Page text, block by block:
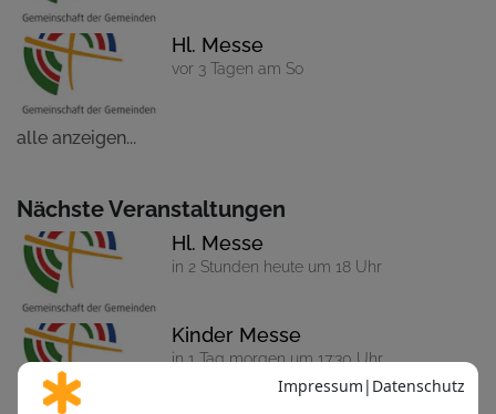
Hl. Messe
vor 3 Tagen am So
alle anzeigen...
Nächste Veranstaltungen
Hl. Messe
in 2 Stunden heute um 18 Uhr
Kinder Messe
in 1 Tag morgen um 17:30 Uhr